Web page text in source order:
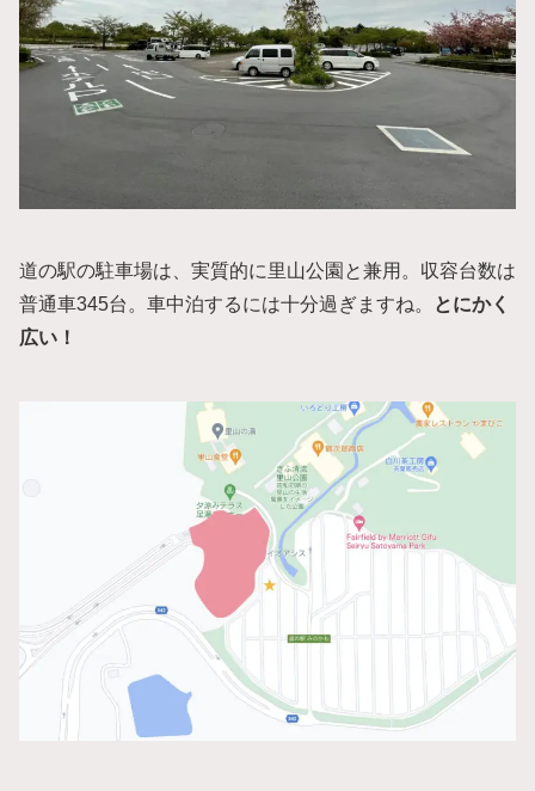
道の駅の駐車場は、実質的に里山公園と兼用。収容台数は
普通車345台。車中泊するには十分過ぎますね。
とにかく
広い！